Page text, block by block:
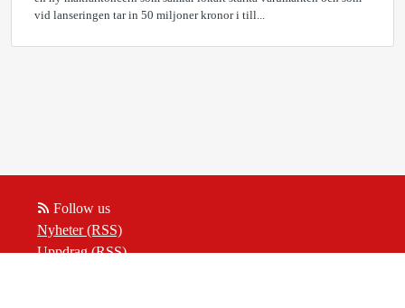
vid lanseringen tar in 50 miljoner kronor i till...
Follow us
Nyheter (RSS)
Uppdrag (RSS)